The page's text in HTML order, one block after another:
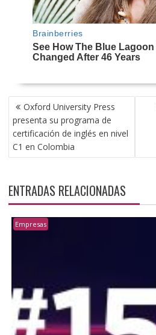
NAVEGACIÓN
DE
ENTRADAS
Oxford University Press
presenta su programa de
certificación de inglés en nivel
C1 en Colombia
ENTRADAS RELACIONADAS
Empresas